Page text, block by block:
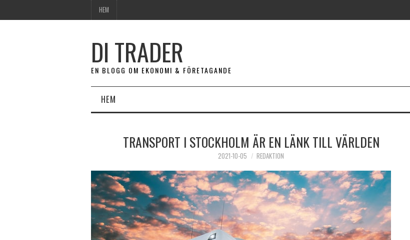
HEM
DI TRADER
EN BLOGG OM EKONOMI & FÖRETAGANDE
HEM
TRANSPORT I STOCKHOLM ÄR EN LÄNK TILL VÄRLDEN
2021-10-05 REDAKTION